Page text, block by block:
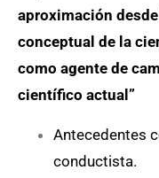
aproximación
conceptual de la
como agente de
científico actual”
Antecedentes
conductista.